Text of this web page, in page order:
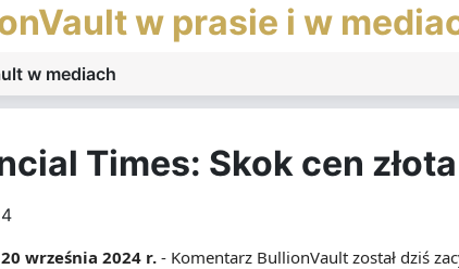
w prasie i w
w mediach
Times: Skok cen złota
20 września 2024 r. - Komentarz BullionVault został dziś